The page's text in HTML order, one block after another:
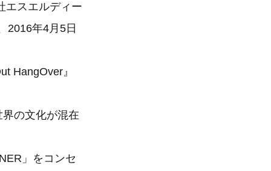
スエルディー
2016年4月5日
HangOver』
の文化が混在
」をコンセ